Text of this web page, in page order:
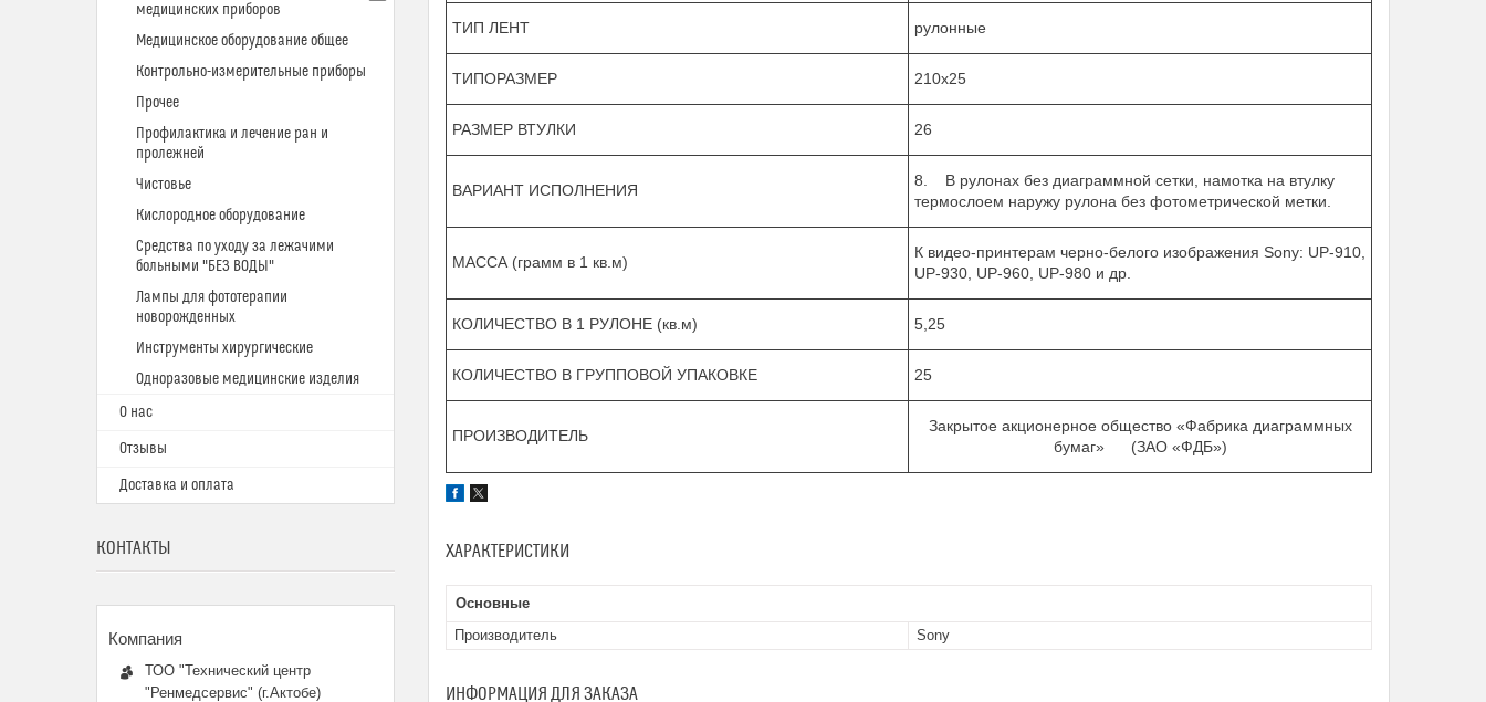
ТИП ЛЕНТ рулонные
ТИПОРАЗМЕР 210х25
РАЗМЕР ВТУЛКИ 26
ВАРИАНТ ИСПОЛНЕНИЯ
8. В рулонах без диаграммной сетки, намотка на втулку
термослоем наружу рулона без фотометрической метки.
МАССА (грамм в 1 кв.м)
К видео-принтерам черно-белого изображения Sony: UP-910,
UP-930, UP-960, UP-980 и др.
КОЛИЧЕСТВО В 1 РУЛОНЕ (кв.м) 5,25
КОЛИЧЕСТВО В ГРУППОВОЙ УПАКОВКЕ 25
ПРОИЗВОДИТЕЛЬ
Закрытое акционерное общество «Фабрика диаграммных
бумаг» (ЗАО «ФДБ»)
ХАРАКТЕРИСТИКИ
Основные
Производитель
Sony
ИНФОРМАЦИЯ ДЛЯ ЗАКАЗА
медицинских приборов
Медицинское оборудование общее
Контрольно-измерительные приборы
Прочее
Профилактика и лечение ран и
пролежней
Чистовье
Кислородное оборудование
Средства по уходу за лежачими
больными "БЕЗ ВОДЫ"
Лампы для фототерапии
новорожденных
Инструменты хирургические
Одноразовые медицинские изделия
О нас
Отзывы
Доставка и оплата
КОНТАКТЫ
ТОО "Технический центр
"Ренмедсервис" (г.Актобе)